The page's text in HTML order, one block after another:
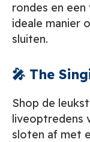
rondes en een
ideale manier
sluiten.
🎤 The
Shop de
liveoptredens
sloten af met